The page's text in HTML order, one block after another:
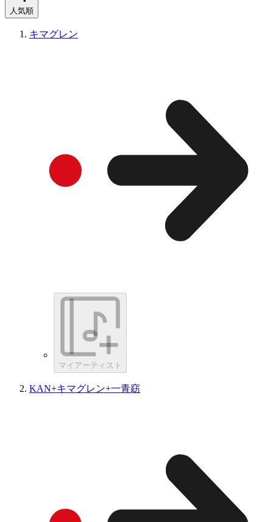
人気順
キマグレン
マイアーティスト
KAN+キマグレン+一青窈